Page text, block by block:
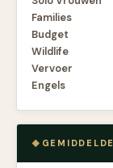
Families
Budget
Wildlife
Vervoer
Engels